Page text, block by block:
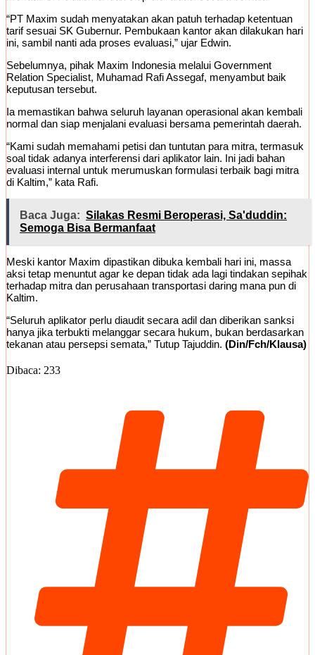
“PT Maxim sudah menyatakan akan patuh terhadap ketentuan
tarif sesuai SK Gubernur. Pembukaan kantor akan dilakukan hari
ini, sambil nanti ada proses evaluasi,” ujar Edwin.
Sebelumnya, pihak Maxim Indonesia melalui Government
Relation Specialist, Muhamad Rafi Assegaf, menyambut baik
keputusan tersebut.
Ia memastikan bahwa seluruh layanan operasional akan kembali
normal dan siap menjalani evaluasi bersama pemerintah daerah.
“Kami sudah memahami petisi dan tuntutan para mitra, termasuk
soal tidak adanya interferensi dari aplikator lain. Ini jadi bahan
evaluasi internal untuk merumuskan formulasi terbaik bagi mitra
di Kaltim,” kata Rafi.
Baca Juga: Silakas Resmi Beroperasi, Sa'duddin:
Semoga Bisa Bermanfaat
Meski kantor Maxim dipastikan dibuka kembali hari ini, massa
aksi tetap menuntut agar ke depan tidak ada lagi tindakan sepihak
terhadap mitra dan perusahaan transportasi daring mana pun di
Kaltim.
“Seluruh aplikator perlu diaudit secara adil dan diberikan sanksi
hanya jika terbukti melanggar secara hukum, bukan berdasarkan
tekanan atau persepsi semata,” Tutup Tajuddin. (Din/Fch/Klausa)
Dibaca: 233